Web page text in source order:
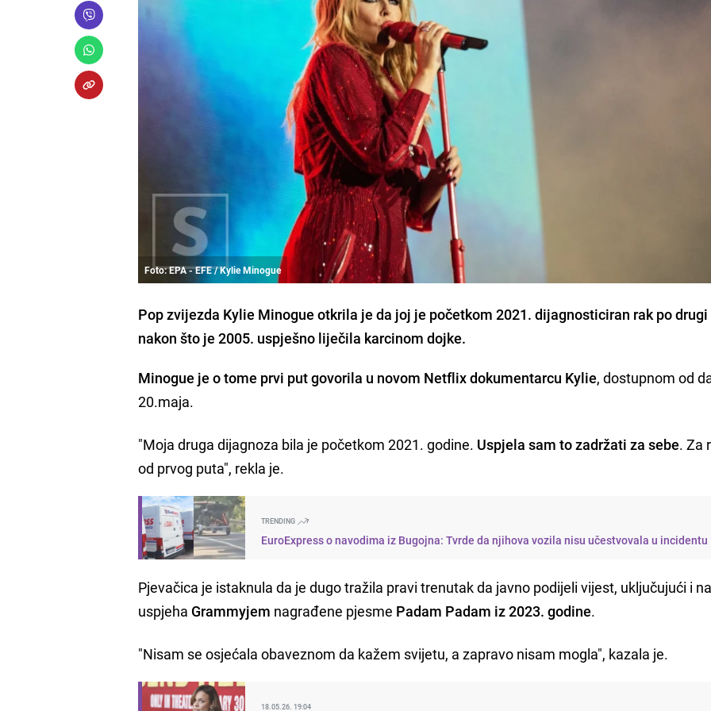
Foto: EPA - EFE / Kylie Minogue
Pop zvijezda Kylie Minogue otkrila je da joj je početkom 2021. dijagnosticiran rak po drugi
nakon što je 2005. uspješno liječila karcinom dojke.
Minogue je o tome prvi put govorila u novom Netflix dokumentarcu Kylie, dostupnom od
20.maja.
"Moja druga dijagnoza bila je početkom 2021. godine. Uspjela sam to zadržati za sebe. Za
od prvog puta", rekla je.
TRENDING
EuroExpress o navodima iz Bugojna: Tvrde da njihova vozila nisu učestvovala u incidentu
Pjevačica je istaknula da je dugo tražila pravi trenutak da javno podijeli vijest, uključujući i
uspjeha Grammyjem nagrađene pjesme Padam Padam iz 2023. godine.
"Nisam se osjećala obaveznom da kažem svijetu, a zapravo nisam mogla", kazala je.
18.05.26. 19:04